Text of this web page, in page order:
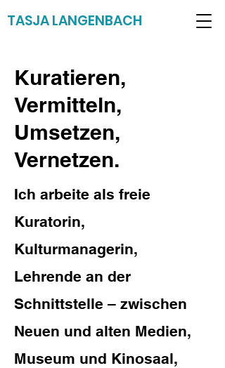
TASJA LANGENBACH
Kuratieren,
Vermitteln,
Umsetzen,
Vernetzen.
Ich arbeite als freie
Kuratorin,
Kulturmanagerin,
Lehrende an der
Schnittstelle – zwischen
Neuen und alten Medien,
Museum und Kinosaal,